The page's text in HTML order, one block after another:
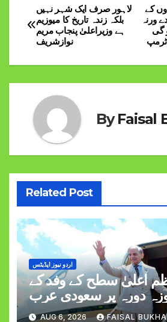
Post
navigation
کے
ورنہ
گی
ٹرمپ
لاہور صرف ایک شہر نہیں
بلکہ زندہ تاریخ کا میوزیم
ہے وزیراعلیٰ پنجاب مریم
نوازشریف
ByFaisal
Related Post
اردو نیوز اپڈیٹس
اعلیٰ سطح کے وفد کے
دورہ پر سعودی عرب
روانہ
AUG 6, 2026 FAISAL